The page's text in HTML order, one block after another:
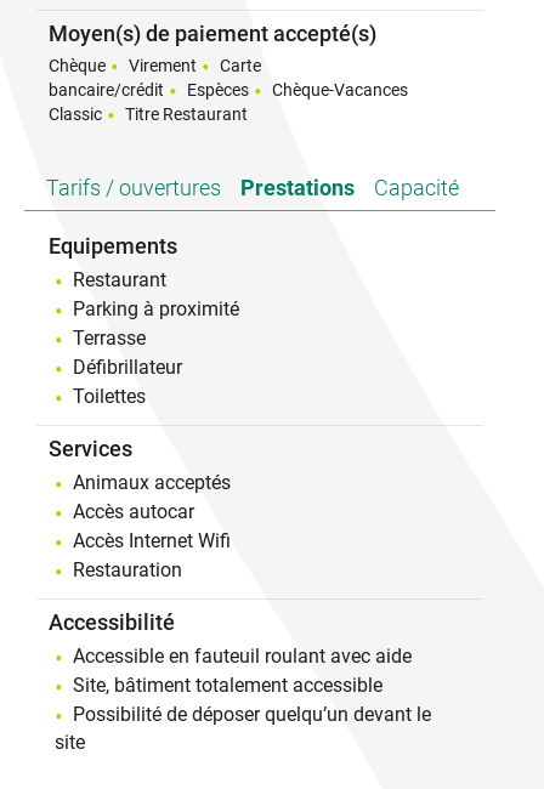
Moyen(s) de paiement accepté(s)
Chèque Virement
Carte
bancaire/crédit
Espèces
Chèque-Vacances
Classic
Titre Restaurant
Tarifs / ouvertures Prestations Capacité
Equipements
Restaurant
Parking à proximité
Terrasse
Défibrillateur
Toilettes
Services
Animaux acceptés
Accès autocar
Accès Internet Wifi
Restauration
Accessibilité
Accessible en fauteuil roulant avec aide
Site, bâtiment totalement accessible
Possibilité de déposer quelqu’un devant le
site